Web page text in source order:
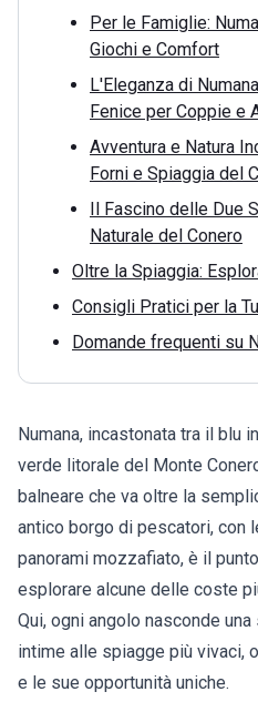
Per le Famiglie:
Giochi e Comfort
L'Eleganza di
Fenice per Coppie e
Avventura e Natura
Forni e Spiaggia del
Il Fascino delle Due
Naturale del Conero
Oltre la Spiaggia:
Consigli Pratici per la
Domande frequenti su
Numana, incastonata tra il blu
verde litorale del Monte
balneare che va oltre la
antico borgo di pescatori, con
panorami mozzafiato, è il
esplorare alcune delle coste
Qui, ogni angolo nasconde
intime alle spiagge più vivaci,
e le sue opportunità uniche.